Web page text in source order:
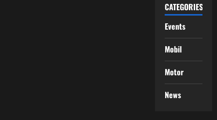
CATEGORIES
Events
Mobil
Motor
News